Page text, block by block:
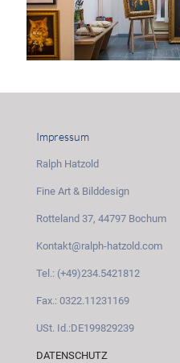
Impressum
Ralph Hatzold
Fine Art & Bilddesign
Rotteland 37, 44797 Bochum
Kontakt@ralph-hatzold.com
Tel.: (+49)234.5421812
Fax.: 0322.11231169
USt. Id.:DE199829239
DATENSCHUTZ